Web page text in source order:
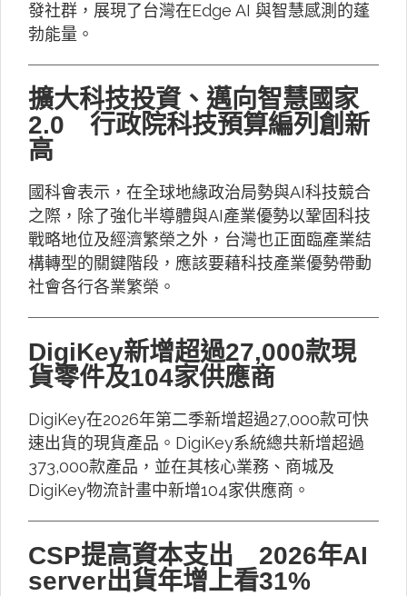
發社群，展現了台灣在Edge AI 與智慧感測的蓬
勃能量。
擴大科技投資、邁向智慧國家
2.0 行政院科技預算編列創新
高
國科會表示，在全球地緣政治局勢與AI科技競合
之際，除了強化半導體與AI產業優勢以鞏固科技
戰略地位及經濟繁榮之外，台灣也正面臨產業結
構轉型的關鍵階段，應該要藉科技產業優勢帶動
社會各行各業繁榮。
DigiKey新增超過27,000款現
貨零件及104家供應商
DigiKey在2026年第二季新增超過27,000款可快
速出貨的現貨產品。DigiKey系統總共新增超過
373,000款產品，並在其核心業務、商城及
DigiKey物流計畫中新增104家供應商。
CSP提高資本支出 2026年AI
server出貨年增上看31%